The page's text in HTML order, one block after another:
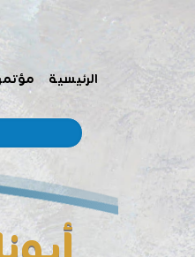
الرئيسية